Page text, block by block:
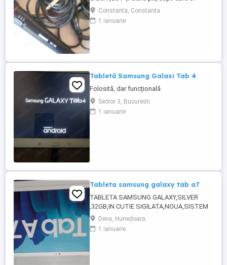
doresc sa deseneze sau sa faca diverse
placeri in arta ,pe calculator sau
laptop.pret 100 lei .Microfoane in stare f
Constanta, Constanta
1 ianuarie
Tabletă Samsung Galaxi Tab 4
Folosită, dar funcțională
Sector 3, Bucuresti
1 ianuarie
Tableta samsung galaxy tab a7
TABLETA SAMSUNG GALAXY,SILVER
,32GB,IN CUTIE SIGILATA,NOUA,SISTEM
OPERATIV ANDROID
Deva, Hunedoara
1 ianuarie